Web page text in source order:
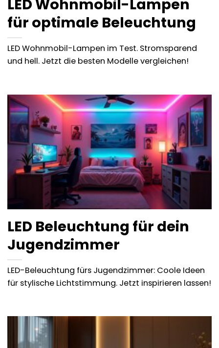
LED Wohnmobil-Lampen
für optimale Beleuchtung
LED Wohnmobil-Lampen im Test. Stromsparend
und hell. Jetzt die besten Modelle vergleichen!
LED Beleuchtung für dein
Jugendzimmer
LED-Beleuchtung fürs Jugendzimmer: Coole Ideen
für stylische Lichtstimmung. Jetzt inspirieren lassen!